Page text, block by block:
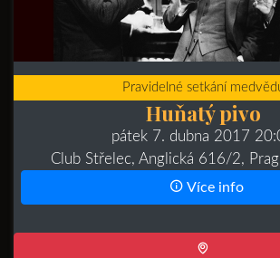
Pravidelné setkání
Huňatý pivo
pátek 7. dubna 2017
Club Střelec, Anglická 616/2,
Více info